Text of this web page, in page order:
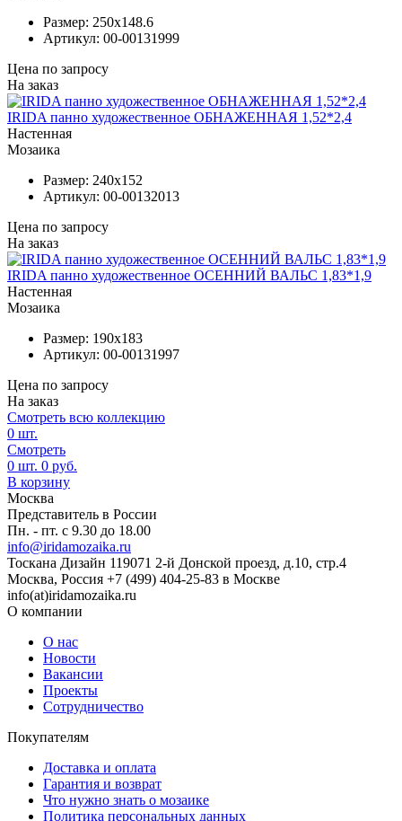
Размер: 250x148.6
Артикул: 00-00131999
Цена по запросу
На заказ
IRIDA панно художественное ОБНАЖЕННАЯ 1,52*2,4
Настенная
Мозаика
Размер: 240x152
Артикул: 00-00132013
Цена по запросу
На заказ
IRIDA панно художественное ОСЕННИЙ ВАЛЬС 1,83*1,9
Настенная
Мозаика
Размер: 190x183
Артикул: 00-00131997
Цена по запросу
На заказ
Смотреть всю коллекцию
0 шт.
Смотреть
0 шт. 0 руб.
В корзину
Москва
Представитель в России
Пн. - пт. с 9.30 до 18.00
info@iridamozaika.ru
Тоскана Дизайн 119071 2-й Донской проезд, д.10, стр.4
Москва, Россия +7 (499) 404-25-83 в Москве
info(at)iridamozaika.ru
О компании
О нас
Новости
Вакансии
Проекты
Сотрудничество
Покупателям
Доставка и оплата
Гарантия и возврат
Что нужно знать о мозаике
Политика персональных данных